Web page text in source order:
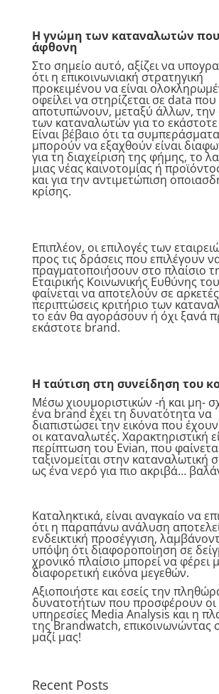
Η γνώμη των καταναλωτών που
άφθονη
Στο σημείο αυτό, αξίζει να
ότι η επικοινωνιακή στρατηγική
προκειμένου να είναι
οφείλει να στηρίζεται σε data που
αποτυπώνουν, μεταξύ άλλων,
των καταναλωτών για το
Είναι βέβαιο ότι τα
μπορούν να εξαχθούν είναι
για τη διαχείριση της φήμης, το
μιας νέας καινοτομίας ή
και για την αντιμετώπιση
κρίσης.
Επιπλέον, οι επιλογές των
προς τις δράσεις που επιλέγουν
πραγματοποιήσουν στο πλαίσιο
Εταιρικής Κοινωνικής Ευθύνης
φαίνεται να αποτελούν σε αρκετές
περιπτώσεις κριτήριο των
το εάν θα αγοράσουν ή όχι ξανά
εκάστοτε brand.
Η ταύτιση στη συνείδηση του
Μέσω χιουμοριστικών -ή και μη-
ένα brand έχει τη δυνατότητα να
διαπιστώσει την εικόνα που
οι καταναλωτές. Χαρακτηριστική
περίπτωση του Evian, που
ταξινομείται στην καταναλωτική
ως ένα νερό για πιο ακριβά…
Καταληκτικά, είναι αναγκαίο να
ότι η παραπάνω ανάλυση
ενδεικτική προσέγγιση,
υπόψη ότι διαφοροποίηση σε
χρονικό πλαίσιο μπορεί να φέρει
διαφορετική εικόνα μεγεθών.
Αξιοποιήστε και εσείς την
δυνατοτήτων που προσφέρουν οι
υπηρεσίες Media Analysis και η
της Brandwatch, επικοινωνώντας
μαζί μας!
Recent Posts